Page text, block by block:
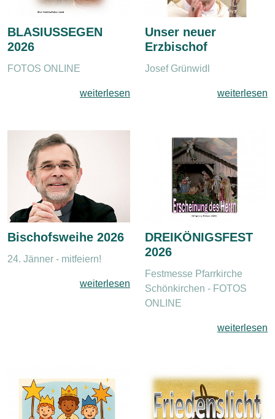
BLASIUSSEGEN
2026
FOTOS ONLINE
weiterlesen
Unser neuer
Erzbischof
Josef Grünwidl
weiterlesen
Bischofsweihe 2026
24. Jänner - mitfeiern!
weiterlesen
DREIKÖNIGSFEST
2026
Festmesse Pfarrkirche
Schönkirchen - FOTOS
ONLINE
weiterlesen